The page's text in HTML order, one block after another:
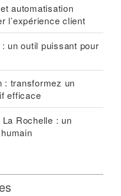
automatisation
l’expérience client
un outil puissant pour
: transformez un
efficace
Rochelle : un